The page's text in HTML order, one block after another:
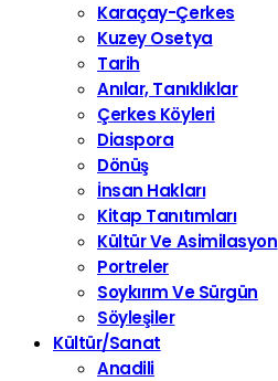
Karaçay-Çerkes
Kuzey Osetya
Tarih
Anılar, Tanıklıklar
Çerkes Köyleri
Diaspora
Dönüş
İnsan Hakları
Kitap Tanıtımları
Kültür Ve Asimilasyon
Portreler
Soykırım Ve Sürgün
Söyleşiler
Kültür/Sanat
Anadili